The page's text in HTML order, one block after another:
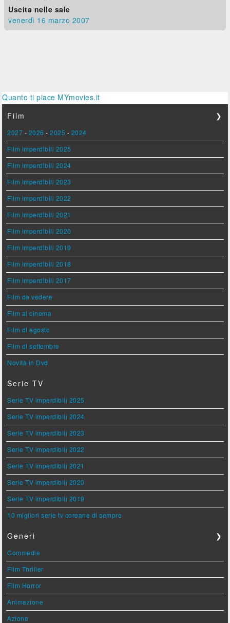
Uscita nelle sale
venerdì 16 marzo 2007
Quanto ti piace MYmovies.it
Film
❯
2027 - 2026 -2025 - 2024
Film imperdibili 2025
Film imperdibili 2024
Film imperdibili 2023
Film imperdibili 2022
Film imperdibili 2021
Film imperdibili 2020
Film imperdibili 2019
Film imperdibili 2018
Film imperdibili 2017
Film da vedere
Film al cinema
Film di agosto
Film di settembre
Novità in Dvd
Serie TV
Serie TV imperdibili 2025
Serie TV imperdibili 2024
Serie TV imperdibili 2023
Serie TV imperdibili 2022
Serie TV imperdibili 2021
Serie TV imperdibili 2020
Serie TV imperdibili 2019
10 migliori serie tv coreane di sempre
Generi ❯
Commedie
Film Thriller
Film Horror
Animazione
Azione